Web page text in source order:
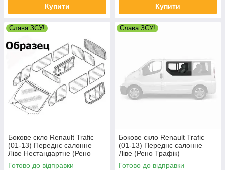
Купити Купити
Слава ЗСУ!
Бокове скло Renault Trafic
(01-13) Переднє салонне
Ліве Нестандартне (Рено
Трафік)
Готово до відправки
Слава ЗСУ!
Бокове скло Renault Trafic
(01-13) Переднє салонне
Ліве (Рено Трафік)
Готово до відправки